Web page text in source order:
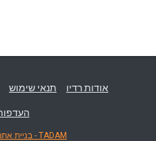
אודות רדיו תנאי שימוש
העדפות
TADAM - בניית אתרים ואחזקת שרתים